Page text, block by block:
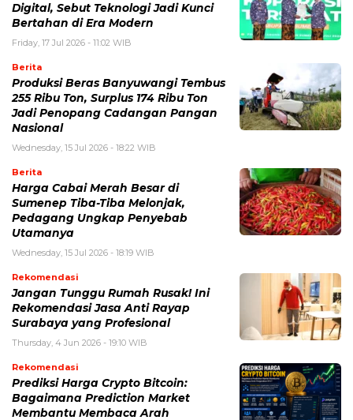
Digital, Sebut Teknologi Jadi Kunci
Bertahan di Era Modern
Friday, 17 Jul 2026 - 11:02 WIB
Berita
Produksi Beras Banyuwangi Tembus
255 Ribu Ton, Surplus 174 Ribu Ton
Jadi Penopang Cadangan Pangan
Nasional
Wednesday, 15 Jul 2026 - 18:22 WIB
Berita
Harga Cabai Merah Besar di
Sumenep Tiba-Tiba Melonjak,
Pedagang Ungkap Penyebab
Utamanya
Wednesday, 15 Jul 2026 - 18:19 WIB
Rekomendasi
Jangan Tunggu Rumah Rusak! Ini
Rekomendasi Jasa Anti Rayap
Surabaya yang Profesional
Thursday, 4 Jun 2026 - 19:10 WIB
Rekomendasi
Prediksi Harga Crypto Bitcoin:
Bagaimana Prediction Market
Membantu Membaca Arah